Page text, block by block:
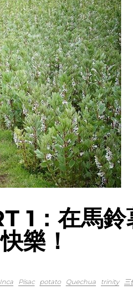
1：在馬鈴
樂！
Inca Písac potato Quechua trinity 三